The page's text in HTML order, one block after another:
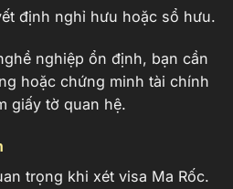
định nghỉ hưu hoặc sổ hưu.
nghiệp ổn định, bạn cần
hoặc chứng minh tài chính
giấy tờ quan hệ.
trọng khi xét visa Ma Rốc.